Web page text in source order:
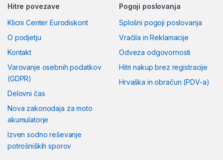
Hitre povezave
Klicni Center Eurodiskont
O podjetju
Kontakt
Varovanje osebnih podatkov
(GDPR)
Delovni čas
Nova zakonodaja za moto
akumulatorje
Izven sodno reševanje
potrošniških sporov
Pogoji poslovanja
Splošni pogoji poslovanja
Vračila in Reklamacije
Odveza odgovornosti
Hitri nakup brez registracije
Hrvaška in obračun (PDV-a)